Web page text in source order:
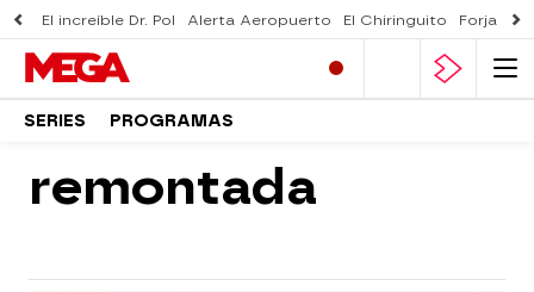
El increíble Dr. Pol Alerta Aeropuerto El Chiringuito Forjado
SERIES PROGRAMAS
remontada